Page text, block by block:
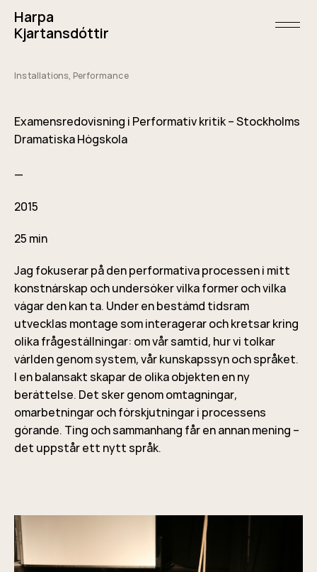
content
Harpa
Kjartansdóttir
open/
Installations, Performance
Examensredovisning i Performativ kritik – Stockholms
Dramatiska Högskola
—
2015
25 min
Jag fokuserar på den performativa processen i mitt
konstnärskap och undersöker vilka former och vilka
vägar den kan ta. Under en bestämd tidsram
utvecklas montage som interagerar och kretsar kring
olika frågeställningar: om vår samtid, hur vi tolkar
världen genom system, vår kunskapssyn och språket.
I en balansakt skapar de olika objekten en ny
berättelse. Det sker genom omtagningar,
omarbetningar och förskjutningar i processens
görande. Ting och sammanhang får en annan mening –
det uppstår ett nytt språk.